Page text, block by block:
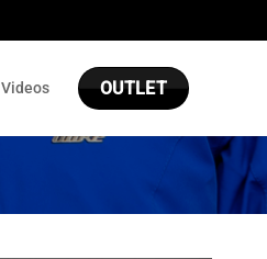
Videos OUTLET